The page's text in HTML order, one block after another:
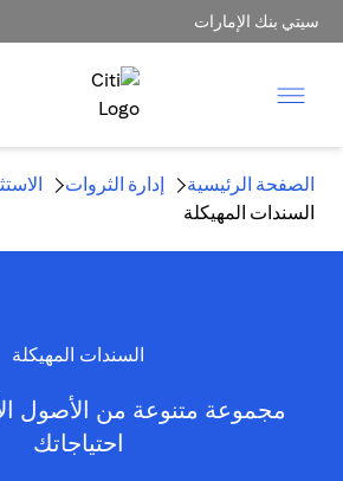
سيتي بنك الإمارات
الصفحة الرئيسية إدارة الثروات
السندات المهيكلة
السندات المهيكلة
مجموعة متنوعة من الأصول
احتياجاتك